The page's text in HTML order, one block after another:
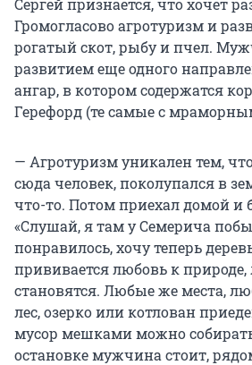
Сергей признается, что хочет
Громогласово агротуризм и
рогатый скот, рыбу и пчел.
развитием еще одного
ангар, в котором содержатся
Герефорд (те самые с
— Агротуризм уникален тем,
сюда человек, поколупался в
что-то. Потом приехал домой и
«Слушай, я там у Семерича
понравилось, хочу теперь
прививается любовь к
становятся. Любые же места,
лес, озерко или котлован
мусор мешками можно
остановке мужчина стоит,